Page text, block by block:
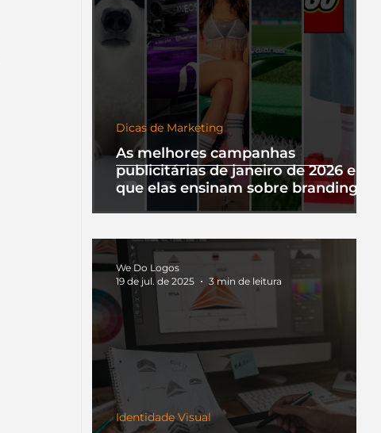
As melhores campanhas
publicitárias de janeiro de 2026 e o
que elas ensinam sobre branding
Dicas de Marketing
Identidade Visual
We Do Logos
19 de jul. de 2025
3 min de leitura